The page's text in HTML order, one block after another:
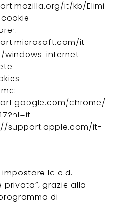
it/kb/Elimi
it-
windows-internet-
chrome/
support.apple.com/it-
impostare la c.d.
privata”, grazie alla
di